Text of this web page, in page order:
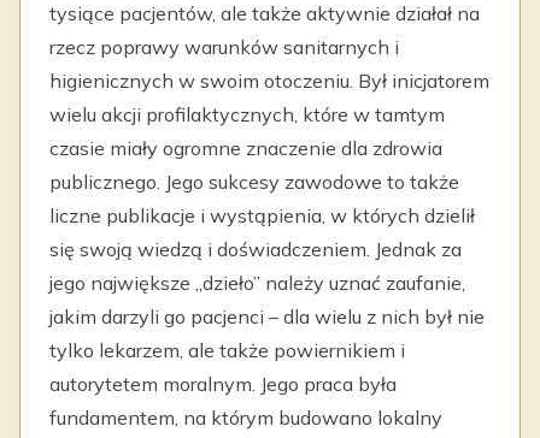
tysiące pacjentów, ale także aktywnie działał na
rzecz poprawy warunków sanitarnych i
higienicznych w swoim otoczeniu. Był inicjatorem
wielu akcji profilaktycznych, które w tamtym
czasie miały ogromne znaczenie dla zdrowia
publicznego. Jego sukcesy zawodowe to także
liczne publikacje i wystąpienia, w których dzielił
się swoją wiedzą i doświadczeniem. Jednak za
jego największe „dzieło” należy uznać zaufanie,
jakim darzyli go pacjenci – dla wielu z nich był nie
tylko lekarzem, ale także powiernikiem i
autorytetem moralnym. Jego praca była
fundamentem, na którym budowano lokalny